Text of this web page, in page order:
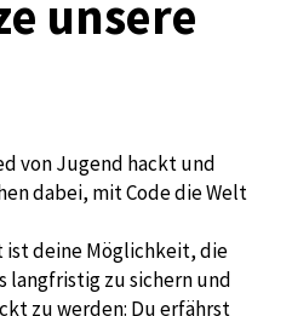
unsere
von Jugend hackt und
dabei, mit Code die Welt
ist deine Möglichkeit, die
langfristig zu sichern und
zu werden: Du erfährst